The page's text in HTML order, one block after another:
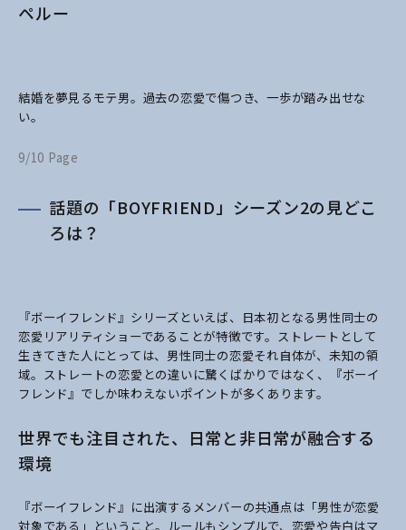
ペルー
結婚を夢見るモテ男。過去の恋愛で傷つき、一歩が踏み出せな
い。
9/10 Page
話題の「BOYFRIEND」シーズン2の見どこ
ろは？
『ボーイフレンド』シリーズといえば、 日本初となる男性同士の
恋愛リアリティショーであることが特徴です。ストレートとして
生きてきた人にとっては、男性同士の恋愛それ自体が、未知の領
域。ストレートの恋愛との違いに驚くばかりではなく、『ボーイ
フレンド』でしか味わえないポイントが多くあります。
世界でも注目された、日常と非日常が融合する
環境
『ボーイフレンド』に出演するメンバーの共通点は「男性が恋愛
対象である」ということ。ルールもシンプルで、恋愛や告白はマ